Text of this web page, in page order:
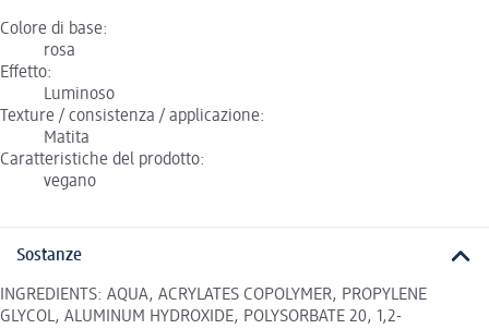
Colore di base:
rosa
Effetto:
Luminoso
Texture / consistenza / applicazione:
Matita
Caratteristiche del prodotto:
vegano
Sostanze
INGREDIENTS: AQUA, ACRYLATES COPOLYMER, PROPYLENE
GLYCOL, ALUMINUM HYDROXIDE, POLYSORBATE 20, 1,2-